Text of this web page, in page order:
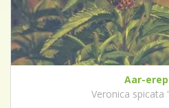
Aar-
Veronica spicata